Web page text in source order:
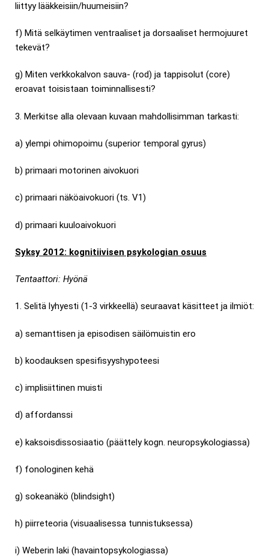
liittyy lääkkeisiin/huumeisiin?
f) Mitä selkäytimen ventraaliset ja dorsaaliset hermojuuret
tekevät?
g) Miten verkkokalvon sauva- (rod) ja tappisolut (core)
eroavat toisistaan toiminnallisesti?
3. Merkitse alla olevaan kuvaan mahdollisimman tarkasti:
a) ylempi ohimopoimu (superior temporal gyrus)
b) primaari motorinen aivokuori
c) primaari näköaivokuori (ts. V1)
d) primaari kuuloaivokuori
Syksy 2012: kognitiivisen psykologian osuus
Tentaattori: Hyönä
1. Selitä lyhyesti (1-3 virkkeellä) seuraavat käsitteet ja ilmiöt:
a) semanttisen ja episodisen säilömuistin ero
b) koodauksen spesifisyyshypoteesi
c) implisiittinen muisti
d) affordanssi
e) kaksoisdissosiaatio (päättely kogn. neuropsykologiassa)
f) fonologinen kehä
g) sokeanäkö (blindsight)
h) piirreteoria (visuaalisessa tunnistuksessa)
i) Weberin laki (havaintopsykologiassa)